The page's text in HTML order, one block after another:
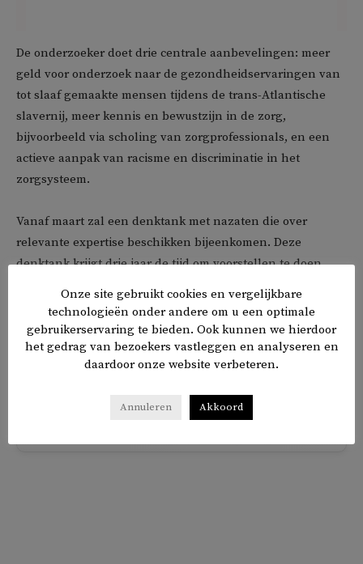
De onderzoeker doet drie centrale aanbevelingen: meer
geld voor onderzoek naar de gezondheidservaringen van
tot slaaf gemaakte mensen tijdens de trans-Atlantische
slavernij, meer kennis en bewustzijn in de zorg,
bijvoorbeeld via scholing van zorgprofessionals, en een
actieve aanpak van racisme en discriminatie in het
zorgsysteem.
Vanaf maart zal een denktank met nazaten die over
relevante expertise beschikken bijeenkomen. Deze
denktank krijgt drie jaar de tijd om voorstellen te doen
slavernijverleden in zorg en welzijn moeten tegengaan en
gelijkwaardigheid bevorderen. De aanbevelingen uit het
onderzoek kunnen daarbij als input dienen.
in
Onze site gebruikt cookies en vergelijkbare
technologieën onder andere om u een optimale
gebruikerservaring te bieden. Ook kunnen we hierdoor
het gedrag van bezoekers vastleggen en analyseren en
daardoor onze website verbeteren.
Annuleren Akkoord